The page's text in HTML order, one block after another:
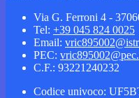
Via G. Ferroni 4 -
Tel: +39 045 824 0025
Email:
PEC:
C.F.: 93221240232
Codice univoco: